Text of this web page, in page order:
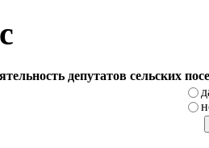
депутатов сельских